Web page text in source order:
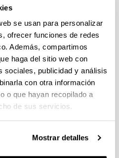
se usan para personalizar
ofrecer funciones de redes
Además, compartimos
haga del sitio web con
sociales, publicidad y análisis
con otra información
o que hayan recopilado a
de sus servicios.
Mostrar detalles
adjudicación
of heterogeneous multilayered
and localized transient
characterization during
de solicitudes: 28/07/2022 -
de adjudicación
sistema de propulsión del
del control tolerante a fallos
de campo”